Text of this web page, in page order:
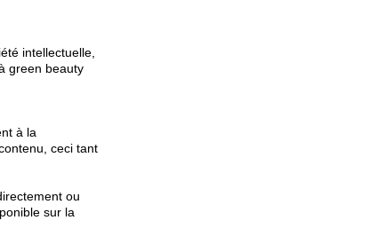
intellectuelle,
green beauty
à la
ceci tant
ou
sur la